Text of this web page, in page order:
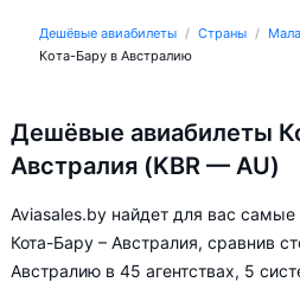
Дешёвые авиабилеты Страны
Кота-Бару в Австралию
Дешёвые авиабилеты
Австралия (KBR — AU)
Aviasales.by найдет для вас
Кота-Бару – Австралия, сравнив
Австралию в 45 агентствах, 5